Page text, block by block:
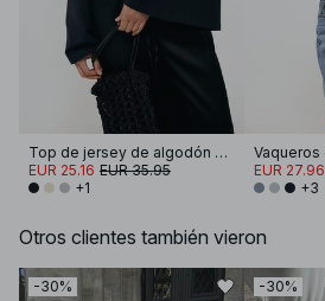
Top de jersey de algodón suave con mangas anchas
EUR 25.16 EUR 35.95
+1
EUR 27.96
+3
Otros clientes también vieron
-30% -30%